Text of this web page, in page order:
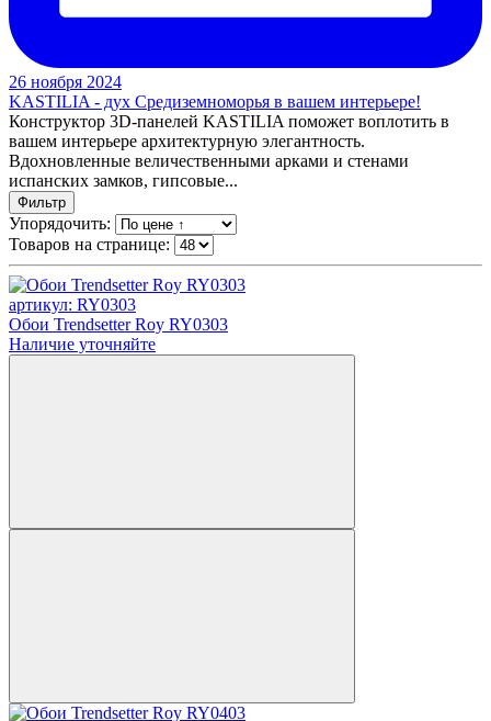
26 ноября 2024
KASTILIA - дух Средиземноморья в вашем интерьере!
Конструктор 3D-панелей KASTILIA поможет воплотить в
вашем интерьере архитектурную элегантность.
Вдохновленные величественными арками и стенами
испанских замков, гипсовые...
Фильтр
Упорядочить:
Товаров на странице:
артикул: RY0303
Обои Trendsetter Roy RY0303
Наличие уточняйте